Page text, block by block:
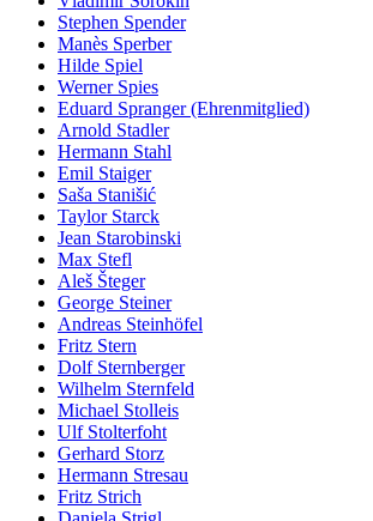
Stephen Spender
Manès Sperber
Hilde Spiel
Werner Spies
Eduard Spranger (Ehrenmitglied)
Arnold Stadler
Hermann Stahl
Emil Staiger
Saša Stanišić
Taylor Starck
Jean Starobinski
Max Stefl
Aleš Šteger
George Steiner
Andreas Steinhöfel
Fritz Stern
Dolf Sternberger
Wilhelm Sternfeld
Michael Stolleis
Ulf Stolterfoht
Gerhard Storz
Hermann Stresau
Fritz Strich